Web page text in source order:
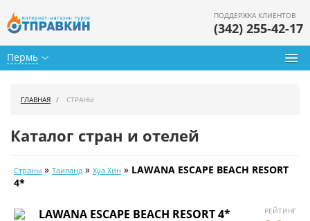
Пермь
ПОДДЕРЖКА КЛИЕНТОВ
(342) 255-42-17
Календарь туров
Цены дня
ГЛАВНАЯ СТРАНЫ
Каталог стран и отелей
Страны » Таиланд » Хуа Хин » LAWANA ESCAPE BEACH RESORT
4*
РЕЙТИНГ
LAWANA ESCAPE BEACH RESORT 4*